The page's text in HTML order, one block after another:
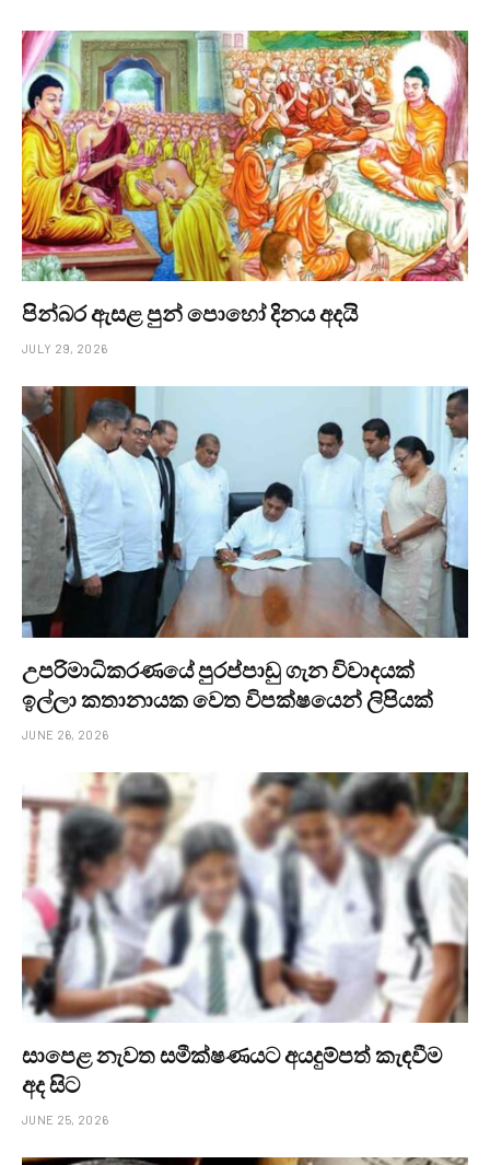
පින්බර ඇසළ පුන් පොහෝ දිනය අදයි
JULY 29, 2026
උපරිමාධිකරණයේ පුරප්පාඩු ගැන විවාදයක්
ඉල්ලා කතානායක වෙත විපක්ෂයෙන් ලිපියක්
JUNE 26, 2026
සාපෙළ නැවත සමීක්ෂණයට අයදුම්පත් කැඳවීම
අද සිට
JUNE 25, 2026